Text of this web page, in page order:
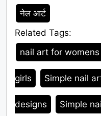
Category
नेल आर्ट
Related Tags:
Tags
nail art for womens
girls Simple nail
designs Simple